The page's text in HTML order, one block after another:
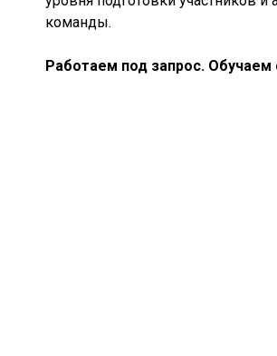
команды.
Работаем под запрос.